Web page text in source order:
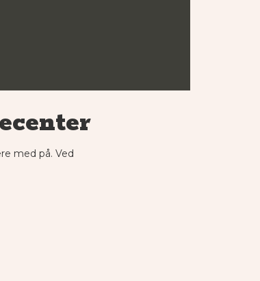
med på. Ved